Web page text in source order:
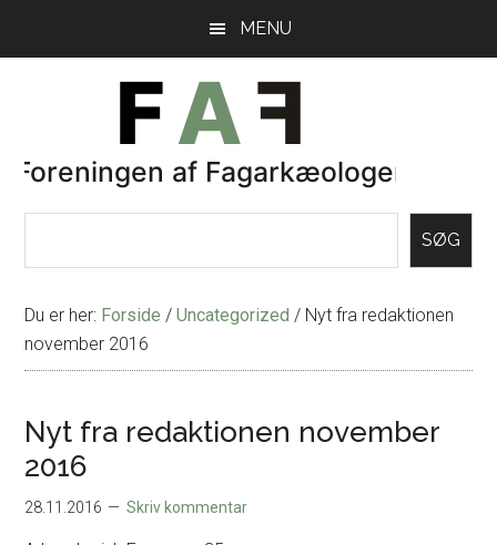
MENU
SØG
Du er her: Forside / Uncategorized / Nyt fra redaktionen
november 2016
Nyt fra redaktionen november
2016
28.11.2016 Skriv kommentar